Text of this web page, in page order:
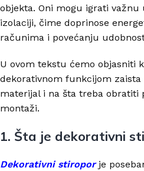
objekta. Oni mogu igrati
izolaciji, čime doprinose
računima i povećanju
U ovom tekstu ćemo objasniti
dekorativnom funkcijom zaista
materijal i na šta treba obratiti
montaži.
1. Šta je dekorativni
Dekorativni stiropor je